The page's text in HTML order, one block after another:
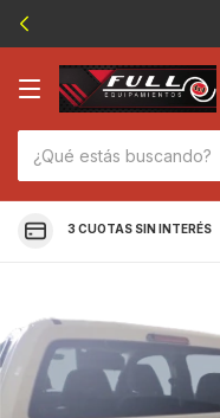
3
3 CUOTAS SIN INTERÉS